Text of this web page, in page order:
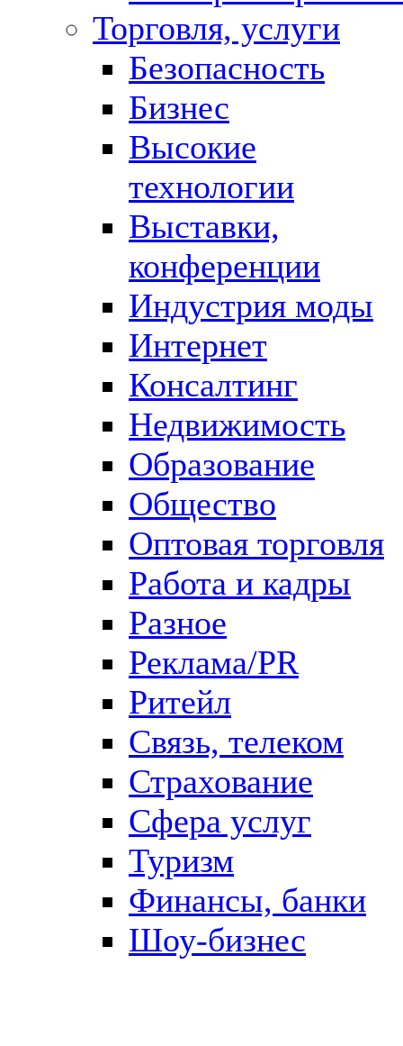
Торговля, услуги
Безопасность
Бизнес
Высокие
технологии
Выставки,
конференции
Индустрия моды
Интернет
Консалтинг
Недвижимость
Образование
Общество
Оптовая торговля
Работа и кадры
Разное
Реклама/PR
Ритейл
Связь, телеком
Страхование
Сфера услуг
Туризм
Финансы, банки
Шоу-бизнес